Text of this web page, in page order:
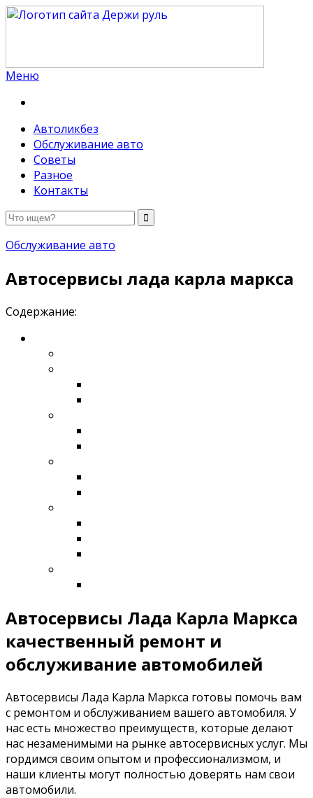
Меню
Автоликбез
Обслуживание авто
Советы
Разное
Контакты
Обслуживание авто
Автосервисы лада карла маркса
Содержание:
Автосервисы Лада Карла Маркса
качественный ремонт и
обслуживание автомобилей
Автосервисы Лада Карла Маркса готовы помочь вам
с ремонтом и обслуживанием вашего автомобиля. У
нас есть множество преимуществ, которые делают
нас незаменимыми на рынке автосервисных услуг. Мы
гордимся своим опытом и профессионализмом, и
наши клиенты могут полностью доверять нам свои
автомобили.